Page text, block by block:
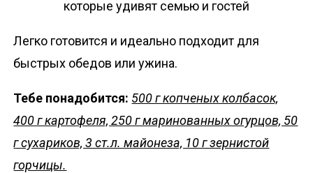
Легко готовится и идеально подходит для
быстрых обедов или ужина.
Тебе понадобится: 500 г копченых колбасок,
400 г картофеля, 250 г маринованных огурцов, 50
г сухариков, 3 ст.л. майонеза, 10 г зернистой
горчицы.